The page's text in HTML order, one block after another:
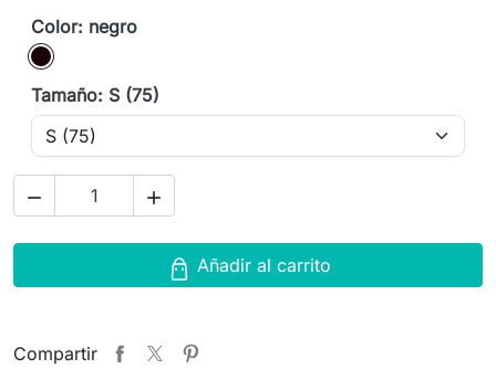
Color: negro
negro
Tamaño: S (75)
 
Añadir al carrito
Compartir